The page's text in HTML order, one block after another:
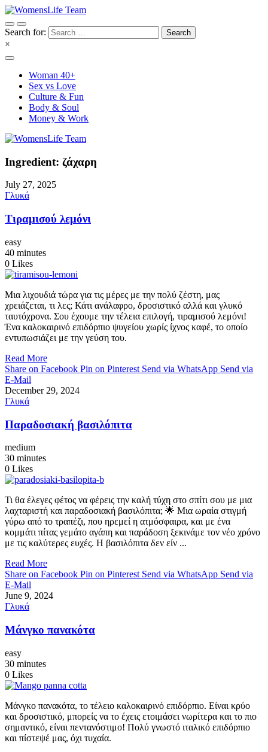
Search for:
×
Woman 40+
Sex vs Love
Culture & Fun
Body & Soul
Money & Work
Ingredient: ζάχαρη
July 27, 2025
Γλυκά
Τιραμισού λεμόνι
easy
40 minutes
0 Likes
Μια λιχουδιά τώρα για τις μέρες με την πολύ ζέστη, μας
χρειάζεται, τι λες; Κάτι ανάλαφρο, δροσιστικό αλλά και γλυκό
ταυτόχρονα. Σου έχουμε την τέλεια επιλογή, τιραμισού λεμόνι!
Ένα καλοκαιρινό επιδόρπιο ψυγείου χωρίς ίχνος καφέ, το οποίο
εντυπωσιάζει με την γεύση του.
Read More
Share on Facebook Pin on Pinterest Send via WhatsApp Send via
E-Mail
December 29, 2024
Γλυκά
Παραδοσιακή βασιλόπιτα
medium
30 minutes
0 Likes
Τι θα έλεγες φέτος να φέρεις την καλή τύχη στο σπίτι σου με μια
λαχταριστή και παραδοσιακή βασιλόπιτα; 🌟 Μια ωραία στιγμή
γύρω από το τραπέζι, που ηρεμεί η ατμόσφαιρα, και με ένα
κομμάτι πίτας γεμάτο αγάπη και παράδοση ξεκινάμε τον νέο χρόνο
με τις καλύτερες ευχές. Η βασιλόπιτα δεν είν ...
Read More
Share on Facebook Pin on Pinterest Send via WhatsApp Send via
E-Mail
June 9, 2024
Γλυκά
Μάνγκο πανακότα
easy
30 minutes
0 Likes
Μάνγκο πανακότα, το τέλειο καλοκαιρινό επιδόρπιο. Είναι κρύο
και δροσιστικό, μπορείς να το έχεις ετοιμάσει νωρίτερα και το πιο
σημαντικό, είναι πεντανόστιμο! Πολύ γνωστό ιταλικό επιδόρπιο
και πίστεψέ μας, όχι τυχαία.